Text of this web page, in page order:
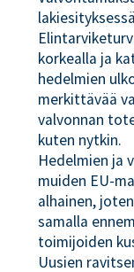
korkealla ja
hedelmien
merkittävää
valvonnan
kuten nytkin.
Hedelmien ja
muiden EU-
alhainen,
samalla
toimijoiden
Uusien